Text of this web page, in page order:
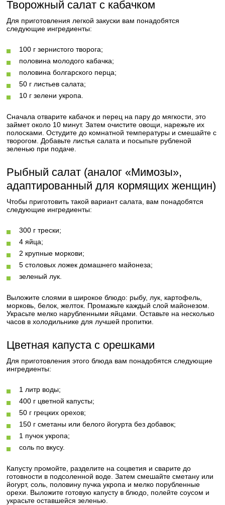
Творожный салат с кабачком
Для приготовления легкой закуски вам понадобятся
следующие ингредиенты:
100 г зернистого творога;
половина молодого кабачка;
половина болгарского перца;
50 г листьев салата;
10 г зелени укропа.
Сначала отварите кабачок и перец на пару до мягкости, это
займет около 10 минут. Затем очистите овощи, нарежьте их
полосками. Остудите до комнатной температуры и смешайте с
творогом. Добавьте листья салата и посыпьте рубленой
зеленью при подаче.
Рыбный салат (аналог «Мимозы»,
адаптированный для кормящих женщин)
Чтобы приготовить такой вариант салата, вам понадобятся
следующие ингредиенты:
300 г трески;
4 яйца;
2 крупные моркови;
5 столовых ложек домашнего майонеза;
зеленый лук.
Выложите слоями в широкое блюдо: рыбу, лук, картофель,
морковь, белок, желток. Промажьте каждый слой майонезом.
Украсьте мелко нарубленными яйцами. Оставьте на несколько
часов в холодильнике для лучшей пропитки.
Цветная капуста с орешками
Для приготовления этого блюда вам понадобятся следующие
ингредиенты:
1 литр воды;
400 г цветной капусты;
50 г грецких орехов;
150 г сметаны или белого йогурта без добавок;
1 пучок укропа;
соль по вкусу.
Капусту промойте, разделите на соцветия и сварите до
готовности в подсоленной воде. Затем смешайте сметану или
йогурт, соль, половину пучка укропа и мелко порубленные
орехи. Выложите готовую капусту в блюдо, полейте соусом и
украсьте оставшейся зеленью.